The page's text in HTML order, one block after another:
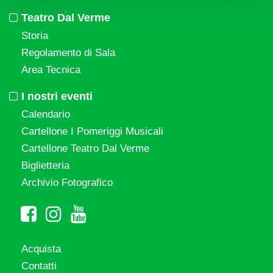
Teatro Dal Verme
Storia
Regolamento di Sala
Area Tecnica
I nostri eventi
Calendario
Cartellone I Pomeriggi Musicali
Cartellone Teatro Dal Verme
Biglietteria
Archivio Fotografico
Acquista
Contatti